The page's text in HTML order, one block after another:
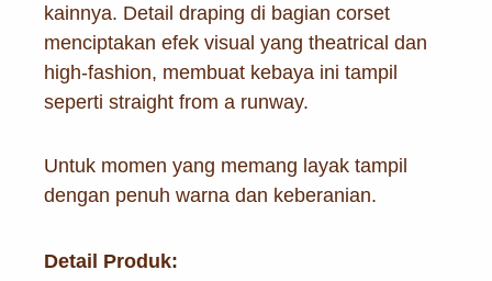
kainnya. Detail draping di bagian corset
menciptakan efek visual yang theatrical dan
high-fashion, membuat kebaya ini tampil
seperti straight from a runway.
Untuk momen yang memang layak tampil
dengan penuh warna dan keberanian.
Detail Produk: